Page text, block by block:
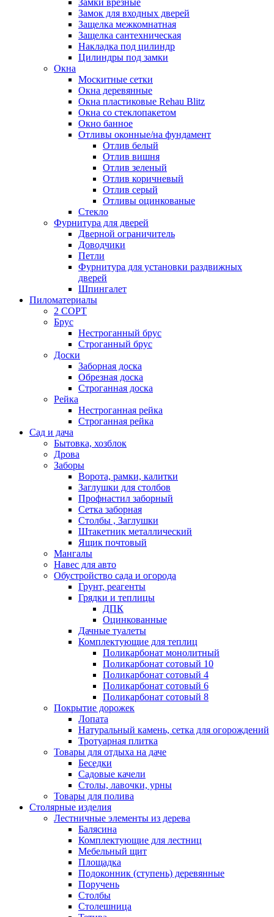
Замки врезные
Замок для входных дверей
Защелка межкомнатная
Защелка сантехническая
Накладка под цилиндр
Цилиндры под замки
Окна
Москитные сетки
Окна деревянные
Окна пластиковые Rehau Blitz
Окна со стеклопакетом
Окно банное
Отливы оконные/на фундамент
Отлив белый
Отлив вишня
Отлив зеленый
Отлив коричневый
Отлив серый
Отливы оцинкованые
Стекло
Фурнитура для дверей
Дверной ограничитель
Доводчики
Петли
Фурнитура для установки раздвижных
дверей
Шпингалет
Пиломатериалы
2 СОРТ
Брус
Нестроганный брус
Строганный брус
Доски
Заборная доска
Обрезная доска
Строганная доска
Рейка
Нестроганная рейка
Строганная рейка
Сад и дача
Бытовка, хозблок
Дрова
Заборы
Ворота, рамки, калитки
Заглушки для столбов
Профнастил заборный
Сетка заборная
Столбы , Заглушки
Штакетник металлический
Ящик почтовый
Мангалы
Навес для авто
Обустройство сада и огорода
Грунт, реагенты
Грядки и теплицы
ДПК
Оцинкованные
Дачные туалеты
Комплектующие для теплиц
Поликарбонат монолитный
Поликарбонат сотовый 10
Поликарбонат сотовый 4
Поликарбонат сотовый 6
Поликарбонат сотовый 8
Покрытие дорожек
Лопата
Натуральный камень, сетка для огорождений
Тротуарная плитка
Товары для отдыха на даче
Беседки
Садовые качели
Столы, лавочки, урны
Товары для полива
Столярные изделия
Лестничные элементы из дерева
Балясина
Комплектующие для лестниц
Мебельный щит
Площадка
Подоконник (ступень) деревянные
Поручень
Столбы
Столешница